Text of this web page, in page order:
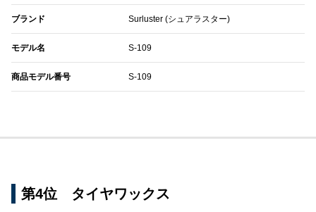
ブランド Surluster (シュアラスター)
モデル名 S-109
商品モデル番号 S-109
第4位 タイヤワックス